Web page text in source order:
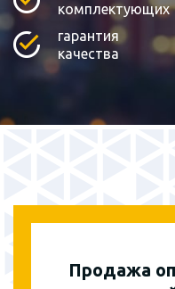
комплектующих
гарантия
качества
Продажа